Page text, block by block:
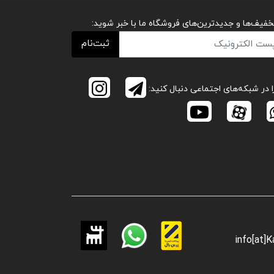
و جدیدترین‌های فروشگاه ما با خبر شوید:
ثبت‌نام
در شبکه‌های اجتماعی دنبال کنید: